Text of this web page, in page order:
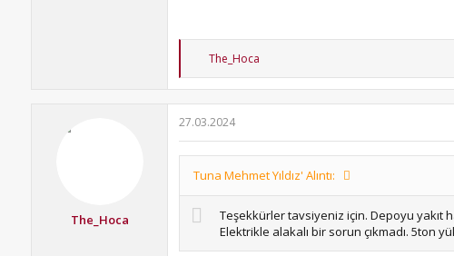
T
p
l
e
r
:
The_Hoca
The_Hoca
27.03.2024
Tuna Mehmet Yıldız' Alıntı:
Teşekkürler tavsiyeniz için. Depoyu yakıt
Elektrikle alakalı bir sorun çıkmadı. 5ton